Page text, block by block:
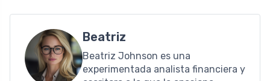
Beatriz
Beatriz Johnson es una
experimentada analista financiera y